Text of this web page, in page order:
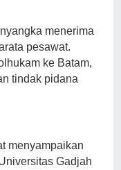
menerima
pesawat.
ke Batam,
tindak pidana
menyampaikan
Gadjah